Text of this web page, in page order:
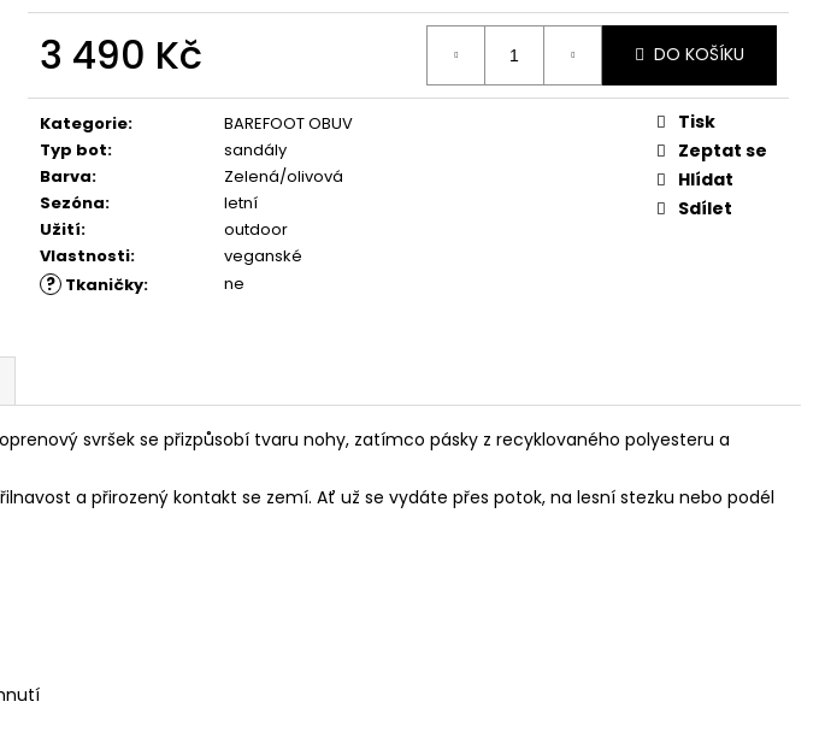
3 490 Kč
cena:
DO KOŠÍKU
Kategorie:
BAREFOOT OBUV
Typ bot:
sandály
Barva:
Zelená/olivová
Sezóna:
letní
Užití:
outdoor
Vlastnosti: veganské
? Tkaničky: ne
Tisk
Zeptat se
Hlídat
Sdílet
svršek se přizpůsobí tvaru nohy, zatímco pásky z recyklovaného polyesteru a
a přirozený kontakt se zemí. Ať už se vydáte přes potok, na lesní stezku nebo podél
219 Kč